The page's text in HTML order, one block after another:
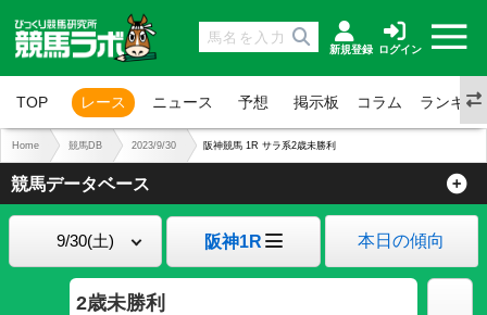
新規登録 ログイン
TOP レース ニュース 予想 掲示板 コラム ランキン
Home 競馬DB 2023/9/30 阪神競馬 1R サラ系2歳未勝利
競馬データベース
阪神1R 本日の傾向
2歳未勝利